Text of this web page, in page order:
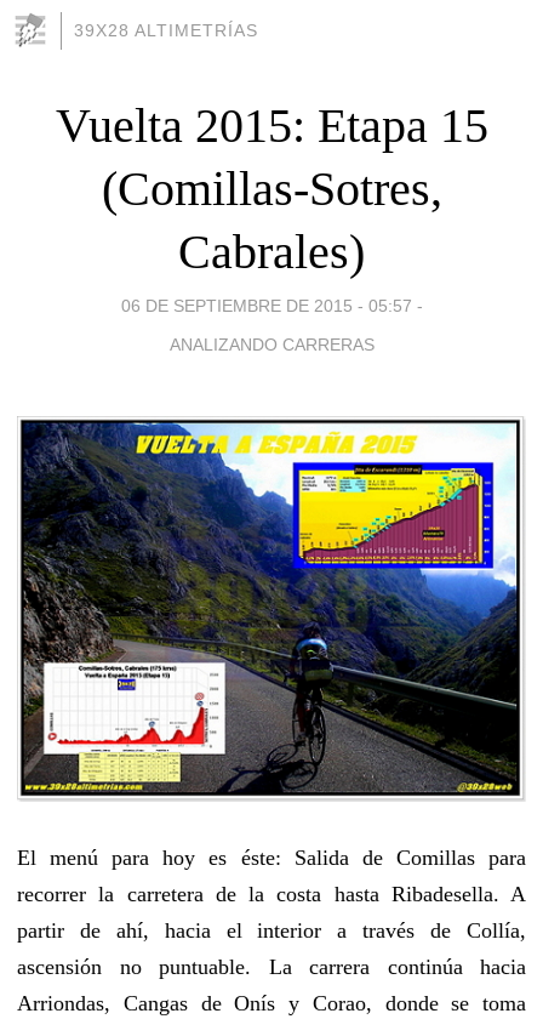
39X28 ALTIMETRÍAS
Vuelta 2015: Etapa 15
(Comillas-Sotres,
Cabrales)
06 DE SEPTIEMBRE DE 2015 - 05:57 -
ANALIZANDO CARRERAS
El menú para hoy es éste: Salida de Comillas para
recorrer la carretera de la costa hasta Ribadesella. A
partir de ahí, hacia el interior a través de Collía,
ascensión no puntuable. La carrera continúa hacia
Arriondas, Cangas de Onís y Corao, donde se toma